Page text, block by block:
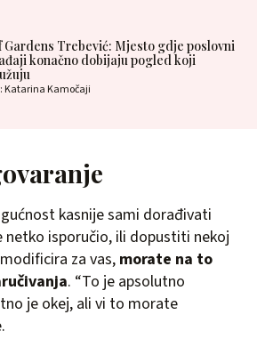
Gardens Trebević: Mjesto gdje poslovni
konačno dobijaju pogled koji
Katarina Kamočaji
kasnije sami dorađivati
netko isporučio, ili dopustiti nekoj
za vas, morate na to
. “To je apsolutno
je okej, ali vi to morate